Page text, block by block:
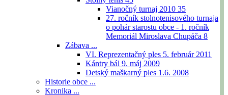
Vianočný turnaj 2010 35
27. ročník stolnotenisového turnaja
o pohár starostu obce - 1. ročník
Memoriál Miroslava Chupáča 8
Zábava ...
VI. Reprezentačný ples 5. február 2011
Kántry bál 9. máj 2009
Detský maškarný ples 1.6. 2008
Historie obce ...
Kronika ...